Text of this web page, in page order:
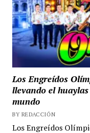
Los Engreídos
llevando el
mundo
BY REDACCIÓN
Los Engreídos